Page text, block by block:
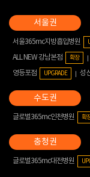
서울365mc지방흡입병원
ALL NEW 강남본점 확장
영등포점
UPGRADE 성
글로벌365mc인천병원 확
글로벌365mc대전병원